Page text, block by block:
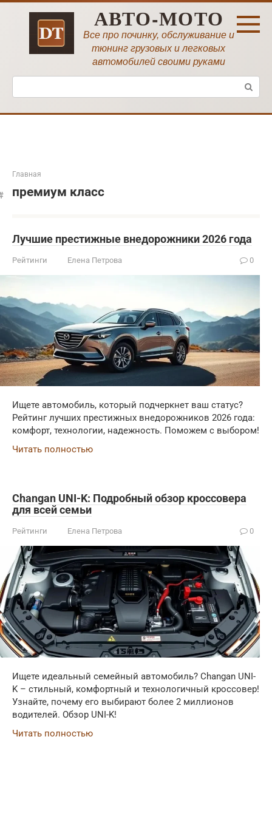
Перейти
АВТО-МОТО
Все про починку, обслуживание и
тюнинг грузовых и легковых
автомобилей своими руками
Поиск:
Главная
премиум класс
Лучшие престижные внедорожники 2026 года
Рейтинги Елена Петрова 0
Ищете автомобиль, который подчеркнет ваш статус?
Рейтинг лучших престижных внедорожников 2026 года:
комфорт, технологии, надежность. Поможем с выбором!
Читать полностью
Changan UNI-K: Подробный обзор кроссовера
для всей семьи
Рейтинги Елена Петрова 0
Ищете идеальный семейный автомобиль? Changan UNI-
K – стильный, комфортный и технологичный кроссовер!
Узнайте, почему его выбирают более 2 миллионов
водителей. Обзор UNI-K!
Читать полностью